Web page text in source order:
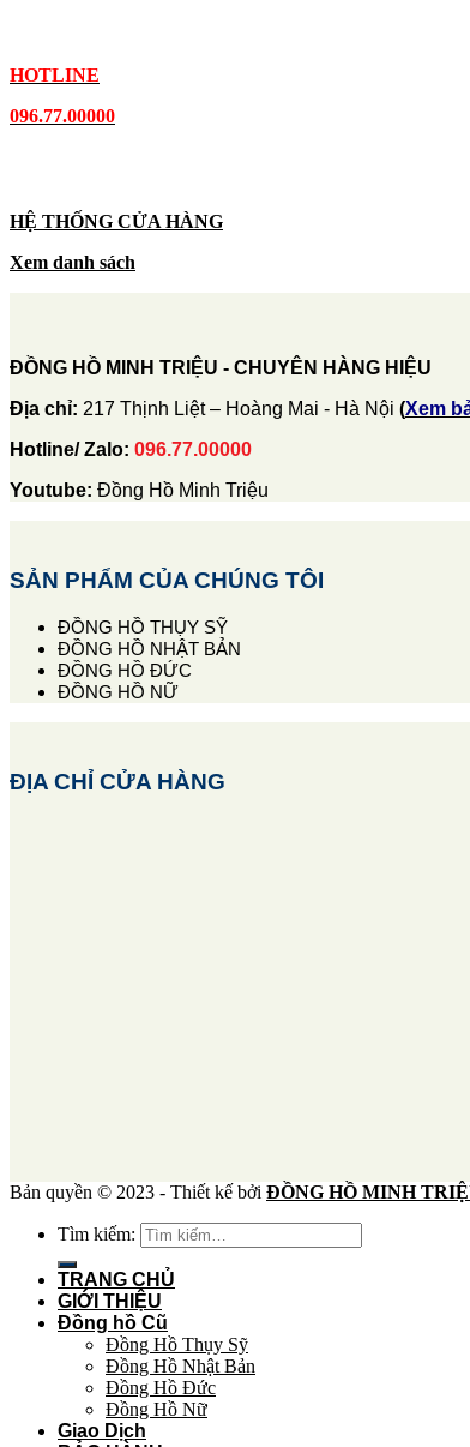
HOTLINE
096.77.00000
HỆ THỐNG CỬA HÀNG
Xem danh sách
ĐỒNG HỒ MINH TRIỆU - CHUYÊN HÀNG HIỆU
Địa chỉ: 217 Thịnh Liệt – Hoàng Mai - Hà Nội (Xem
Hotline/ Zalo: 096.77.00000
Youtube: Đồng Hồ Minh Triệu
SẢN PHẨM CỦA CHÚNG TÔI
ĐỒNG HỒ THỤY SỸ
ĐỒNG HỒ NHẬT BẢN
ĐỒNG HỒ ĐỨC
ĐỒNG HỒ NỮ
ĐỊA CHỈ CỬA HÀNG
Bản quyền © 2023 - Thiết kế bởi ĐỒNG HỒ MINH
Tìm kiếm:
TRANG CHỦ
GIỚI THIỆU
Đồng hồ Cũ
Đồng Hồ Thụy Sỹ
Đồng Hồ Nhật Bản
Đồng Hồ Đức
Đồng Hồ Nữ
Giao Dịch